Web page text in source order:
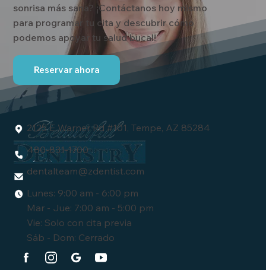
sonrisa más sana? ¡Contáctanos hoy mismo
para programar tu cita y descubrir cómo
podemos apoyar tu salud bucal!
Reservar ahora
2125 E Warner Rd #101, Tempe, AZ 85284
480-831-1700
dentalteam@zdentist.com
Lunes: 9:00 am - 6:00 pm
Mar - Jue: 7:00 am - 5:00 pm
Vie: Solo con cita previa
Sáb - Dom: Cerrado